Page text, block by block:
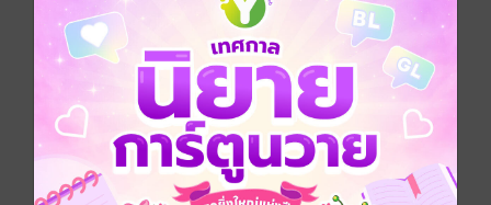
ขออภัยด้วยนะคะ
ไม่พบข้อมูลในหัวข้อที่คุณกำลังชมค่ะ